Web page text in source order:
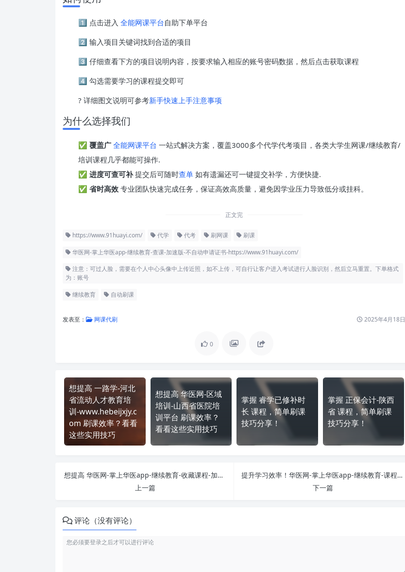
1️⃣ 点击进入 全能网课平台自助下单平台
2️⃣ 输入项目关键词找到合适的项目
3️⃣ 仔细查看下方的项目说明内容，按要求输入相应的账号密码数据，然后点击获取课程
4️⃣ 勾选需要学习的课程提交即可
? 详细图文说明可参考新手快速上手注意事项
为什么选择我们
✅ 覆盖广 全能网课平台 一站式解决方案，覆盖3000多个代学代考项目，各类大学生网课/继续教育/
培训课程几乎都能可操作.
✅ 进度可查可补提交后可随时查单 如有遗漏还可一键提交补学，方便快捷.
✅ 省时高效 专业团队快速完成任务，保证高效高质量，避免因学业压力导致低分或挂科。
正文完
https://www.91huayi.com/ 代学 代考 刷网课 刷课
华医网-掌上华医app-继续教育-查课-加速版-不自动申请证书-https://www.91huayi.com/
注意：可过人脸，需要在个人中心头像中上传近照，如不上传，可自行让客户进入考试进行人脸识别，然后立马重置。下单格式
为：账号
继续教育 自动刷课
发表至： 网课代刷 2025年4月18日
0
想提高 一路学-河北
省流动人才教育培
训-www.hebeijxjy.c
om 刷课效率？看看
这些实用技巧
想提高 华医网-区域
培训-山西省医院培
训平台 刷课效率？
看看这些实用技巧
掌握 睿学已修补时
长 课程，简单刷课
技巧分享！
掌握 正保会计-陕西
省 课程，简单刷课
技巧分享！
想提高 华医网-掌上华医app-继续教育-收藏课程-加速版-不自动申请证书-https://www.91huayi.com/ 刷课效率？看看这些实用技巧
上一篇
提升学习效率！华医网-掌上华医app-继续教育-课程-加速版-不自动申请证书-https://www.91huayi.com/ 刷课方法全揭秘
下一篇
评论（没有评论）